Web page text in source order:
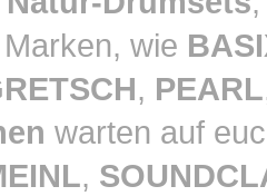
wie
, PEARL
warten auf
,